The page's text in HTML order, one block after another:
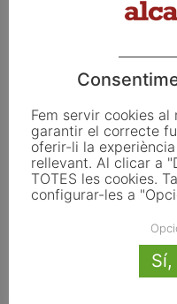
Fem servir cookies
garantir el correcte
oferir-li la
rellevant. Al clicar a
TOTES les cookies.
configurar-les a